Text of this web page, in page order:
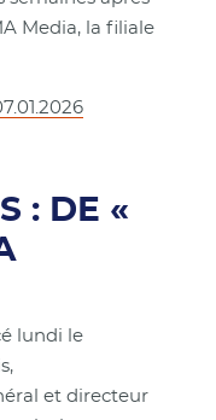
Media, la filiale
: DE «
lundi le
et directeur